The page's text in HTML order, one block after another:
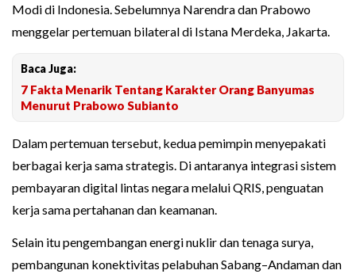
Modi di Indonesia. Sebelumnya Narendra dan Prabowo
menggelar pertemuan bilateral di Istana Merdeka, Jakarta.
Baca Juga:
7 Fakta Menarik Tentang Karakter Orang Banyumas
Menurut Prabowo Subianto
Dalam pertemuan tersebut, kedua pemimpin menyepakati
berbagai kerja sama strategis. Di antaranya integrasi sistem
pembayaran digital lintas negara melalui QRIS, penguatan
kerja sama pertahanan dan keamanan.
Selain itu pengembangan energi nuklir dan tenaga surya,
pembangunan konektivitas pelabuhan Sabang–Andaman dan